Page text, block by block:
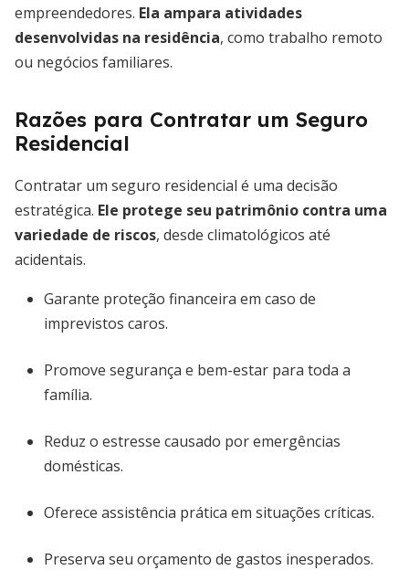
empreendedores. Ela ampara atividades
desenvolvidas na residência, como trabalho remoto
ou negócios familiares.
Razões para Contratar um Seguro
Residencial
Contratar um seguro residencial é uma decisão
estratégica. Ele protege seu patrimônio contra uma
variedade de riscos, desde climatológicos até
acidentais.
Garante proteção financeira em caso de
imprevistos caros.
Promove segurança e bem-estar para toda a
família.
Reduz o estresse causado por emergências
domésticas.
Oferece assistência prática em situações críticas.
Preserva seu orçamento de gastos inesperados.